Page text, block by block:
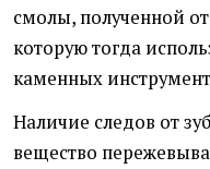
смолы, полученной
которую тогда
каменных
Наличие следов от
вещество